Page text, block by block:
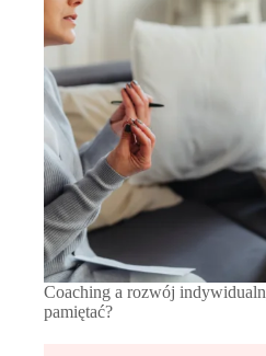
Coaching a rozwój
pamiętać?